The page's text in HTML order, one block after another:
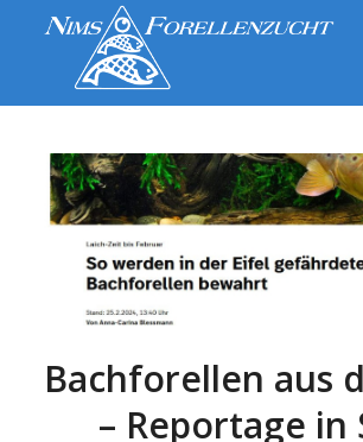
Bachforellen aus
– Reportage in